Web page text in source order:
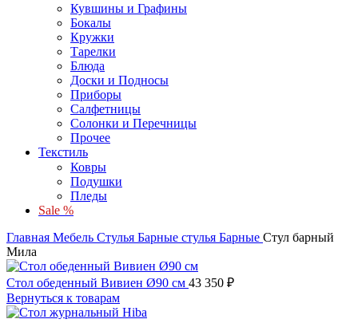
Кувшины и Графины
Бокалы
Кружки
Тарелки
Блюда
Доски и Подносы
Приборы
Салфетницы
Солонки и Перечницы
Прочее
Текстиль
Ковры
Подушки
Пледы
Sale %
Главная Мебель Стулья Барные стулья Барные Стул барный
Мила
Стол обеденный Вивиен Ø90 см 43 350 ₽
Вернуться к товарам